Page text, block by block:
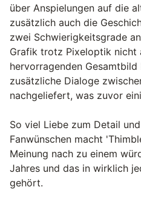
über Anspielungen auf die
zusätzlich auch die
zwei Schwierigkeitsgrade
Grafik trotz Pixeloptik
hervorragenden
zusätzliche Dialoge
nachgeliefert, was zuvor
So viel Liebe zum Detail
Fanwünschen macht
Meinung nach zu einem
Jahres und das in wirklich
gehört.